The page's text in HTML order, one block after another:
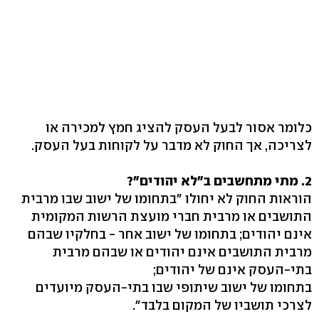
כלומר אסור לבעל העסק להציג חמץ למכירה או
לצריכה, אך החוק לא מדבר על לקוחות בעל העסק.
2. מתי מתחשבים ב"לא יהודים"?
הוראות החוק לא יחולו "בתחומו של ישוב שבו מרבית
התושבים או מרבית חברי מועצת הרשות המקומית
אינם יהודים; בתחומו של ישוב אחר - בחלקיו שבהם
מרבית התושבים אינם יהודים או שבהם מרבית
בתי-העסק אינם של יהודים;
בתחומו של ישוב שיתופי שבו בתי-העסק מיועדים
לצרכי תושביו של המקום בלבד".